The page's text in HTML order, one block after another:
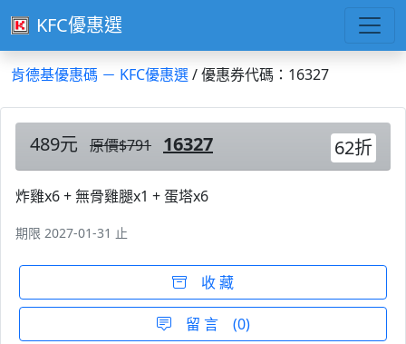
KFC優惠選
肯德基優惠碼 － KFC優惠選/ 優惠券代碼：16327
489元 原價$791 16327 62折
炸雞x6 + 無骨雞腿x1 + 蛋塔x6
期限 2027-01-31 止
收 藏
留 言 (0)